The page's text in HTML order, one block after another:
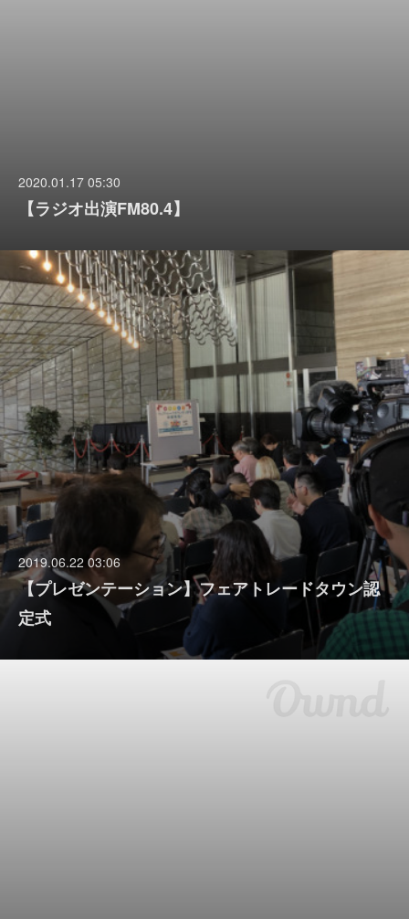
2020.01.17 05:30
【ラジオ出演FM80.4】
2019.06.22 03:06
【プレゼンテーション】フェアトレードタウン認
定式